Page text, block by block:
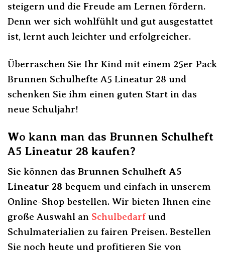
steigern und die Freude am Lernen fördern.
Denn wer sich wohlfühlt und gut ausgestattet
ist, lernt auch leichter und erfolgreicher.
Überraschen Sie Ihr Kind mit einem 25er Pack
Brunnen Schulhefte A5 Lineatur 28 und
schenken Sie ihm einen guten Start in das
neue Schuljahr!
Wo kann man das Brunnen Schulheft
A5 Lineatur 28 kaufen?
Sie können das Brunnen Schulheft A5
Lineatur 28 bequem und einfach in unserem
Online-Shop bestellen. Wir bieten Ihnen eine
große Auswahl an Schulbedarfund
Schulmaterialien zu fairen Preisen. Bestellen
Sie noch heute und profitieren Sie von